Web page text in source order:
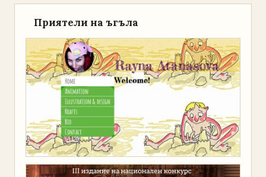
Приятели на ъгъла